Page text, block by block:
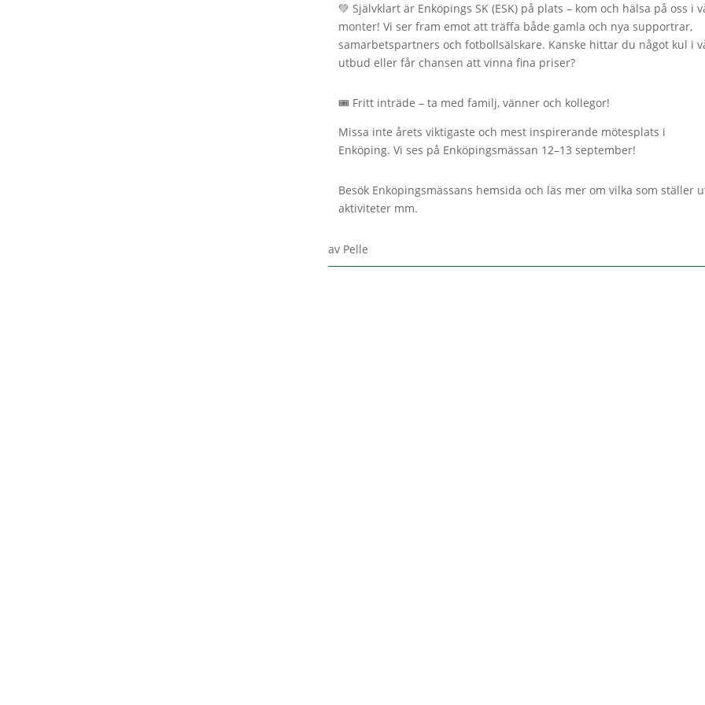
💚 Självklart är Enköpings SK (ESK) på plats – kom och hälsa på oss i
monter! Vi ser fram emot att träffa både gamla och nya supportrar,
samarbetspartners och fotbollsälskare. Kanske hittar du något kul i
utbud eller får chansen att vinna fina priser?
🎟️ Fritt inträde – ta med familj, vänner och kollegor!
Missa inte årets viktigaste och mest inspirerande mötesplats i
Enköping. Vi ses på Enköpingsmässan 12–13 september!
Besök Enköpingsmässans hemsida och läs mer om vilka som ställer
aktiviteter mm.
av Pelle